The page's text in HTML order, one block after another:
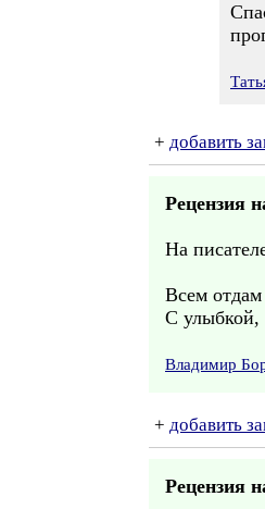
+ добавить
Рецензия
На
Всем
С улыбкой,
Владимир
+ добавить
Рецензия